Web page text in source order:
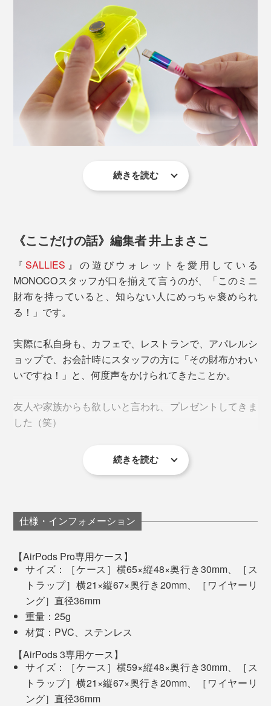
すぎず、なんともオシャレ。
に合わせて気軽に衣替えも楽しめます。
上げられた本品。丁寧なものづくりと品質の高さにこだ
わる、メイド・イン・ジャパンです。
車の鍵やマンションの電子キーなどを取り付けて、身に
つけたいものをワイヤーリングにひとまとめできるとこ
2色買って、ストラップとケースを入れ替えればバイカ
ラーで組み合わせを遊べます。
ご家族と、パートナーと、ストラップ部分を交換して、
さり気ないお揃い感を楽しむのもいいですね。
写真は「ブルー」と「イエロー」のストラップを入れ替えた状態
さらに、ワイヤレス充電器（MagSafe）にも対応してい
が邪魔して充電できないこともあるので、その際は鍵を
充電器から離して置き直すことをおすすめします。
2種類があります。お手持ちのAirPodsのモデルをご確認
続きを読む
《ここだけの話》編集者 井上まさこ
『SALLIES 』の遊びウォレットを愛用している
MONOCOスタッフが口を揃えて言うのが、「このミニ
財布を持っていると、知らない人にめっちゃ褒められ
る！」です。
実際に私自身も、カフェで、レストランで、アパレルシ
ョップで、お会計時にスタッフの方に「その財布かわい
いですね！」と、何度声をかけられてきたことか。
友人や家族からも欲しいと言われ、プレゼントしてきま
した（笑）
だから、ひと目に触れることの多いAirPodsケースこ
写真左は同シリーズの「
アイエロー）」のケース
続きを読む
仕様・インフォメーション
【AirPods Pro専用ケース】
サイズ：［ケース］横65×縦48×奥行き30mm、［ス
トラップ］横21×縦67×奥行き20mm、［ワイヤーリ
ング］直径36mm
重量：25g
材質：PVC、ステンレス
【AirPods 3専用ケース】
サイズ：［ケース］横59×縦48×奥行き30mm、［ス
トラップ］横21×縦67×奥行き20mm、［ワイヤーリ
ング］直径36mm